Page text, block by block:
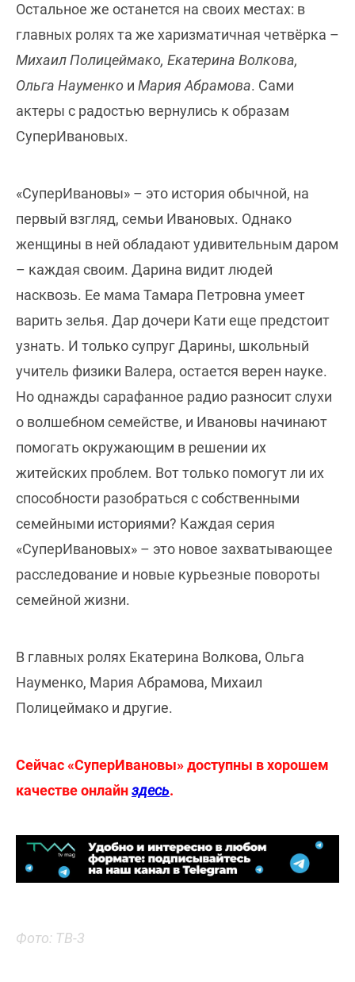
Остальное же останется на своих местах: в
главных ролях та же харизматичная четвёрка –
Михаил Полицеймако, Екатерина Волкова,
Ольга Науменко и Мария Абрамова. Сами
актеры с радостью вернулись к образам
СуперИвановых.
«СуперИвановы» – это история обычной, на
первый взгляд, семьи Ивановых. Однако
женщины в ней обладают удивительным даром
– каждая своим. Дарина видит людей
насквозь. Ее мама Тамара Петровна умеет
варить зелья. Дар дочери Кати еще предстоит
узнать. И только супруг Дарины, школьный
учитель физики Валера, остается верен науке.
Но однажды сарафанное радио разносит слухи
о волшебном семействе, и Ивановы начинают
помогать окружающим в решении их
житейских проблем. Вот только помогут ли их
способности разобраться с собственными
семейными историями? Каждая серия
«СуперИвановых» – это новое захватывающее
расследование и новые курьезные повороты
семейной жизни.
В главных ролях Екатерина Волкова, Ольга
Науменко, Мария Абрамова, Михаил
Полицеймако и другие.
Сейчас «СуперИвановы» доступны в хорошем
качестве онлайнздесь.
Фото: ТВ-3